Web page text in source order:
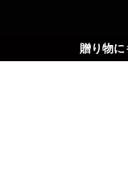
贈り物